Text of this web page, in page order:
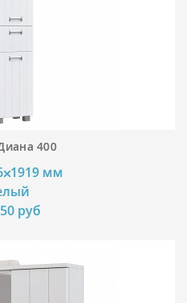
400
мм
руб